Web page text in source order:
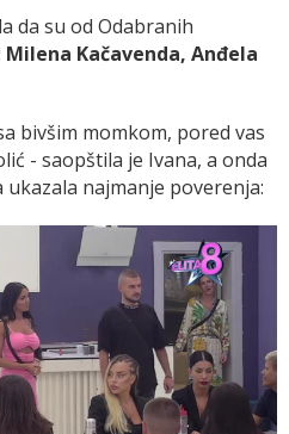
da su od Odabranih
Milena Kačavenda, Anđela
bivšim momkom, pored vas
- saopštila je Ivana, a onda
najmanje poverenja: